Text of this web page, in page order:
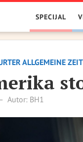
SPECIJAL
ALLGEMEINE
Autor: BH1